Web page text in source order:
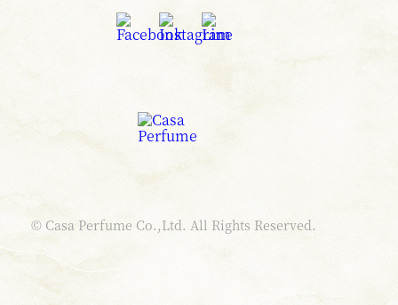
© Casa Perfume Co.,Ltd. All Rights Reserved.